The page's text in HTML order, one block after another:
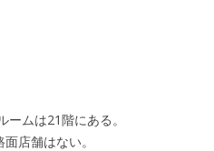
ムは21階にある。
店舗はない。